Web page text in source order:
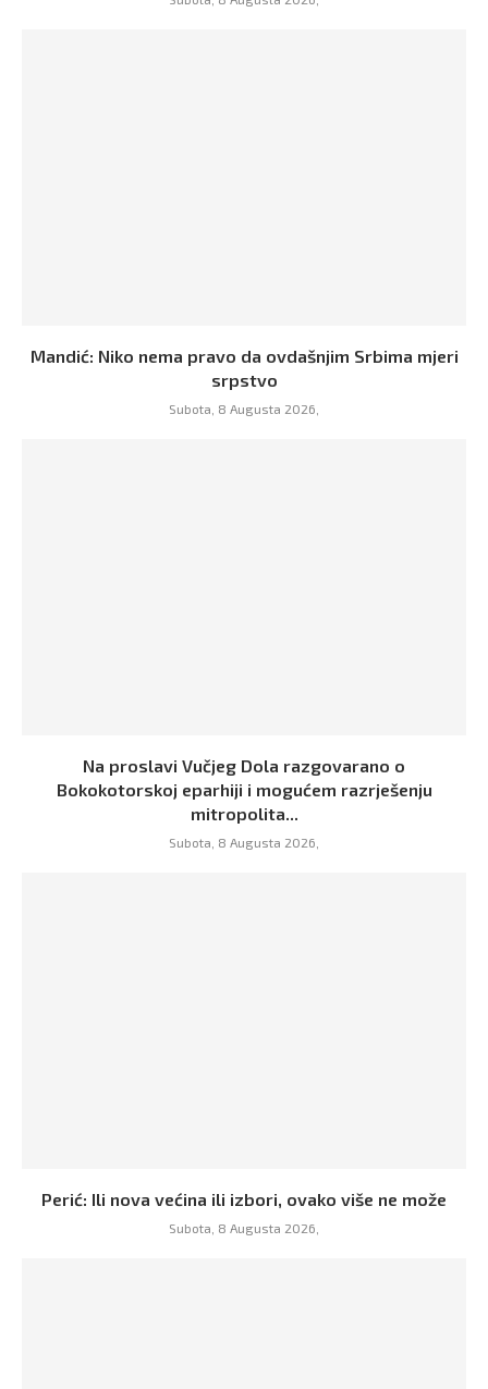
Mandić: Niko nema pravo da ovdašnjim Srbima mjeri
srpstvo
Subota, 8 Augusta 2026,
Na proslavi Vučjeg Dola razgovarano o
Bokokotorskoj eparhiji i mogućem razrješenju
mitropolita...
Subota, 8 Augusta 2026,
Perić: Ili nova većina ili izbori, ovako više ne može
Subota, 8 Augusta 2026,